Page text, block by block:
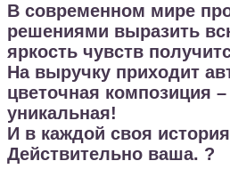
В современном мире
решениями выразить
яркость чувств
На выручку приходит
цветочная композиция
уникальная!
И в каждой своя
Действительно ваша. ?